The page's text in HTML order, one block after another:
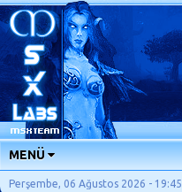
MENÜ
ANA SAYFA
Perşembe, 06 Ağustos 2026 - 19:45